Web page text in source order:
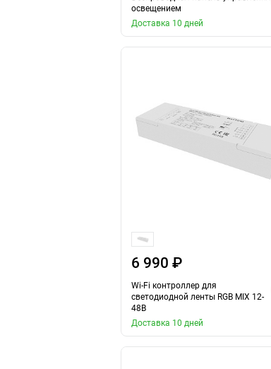
освещением
Доставка 10 дней
6 990 ₽
Wi-Fi контроллер для
светодиодной ленты RGB MIX 12-
48В
Доставка 10 дней